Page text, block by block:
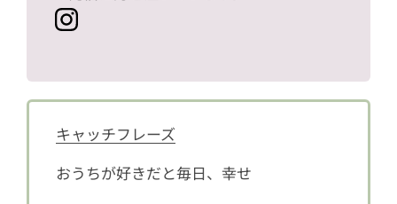
キャッチフレーズ
おうちが好きだと毎日、幸せ